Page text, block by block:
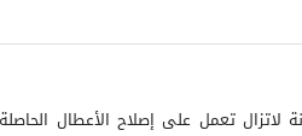
لاتزال تعمل على إصلاح الأعطال